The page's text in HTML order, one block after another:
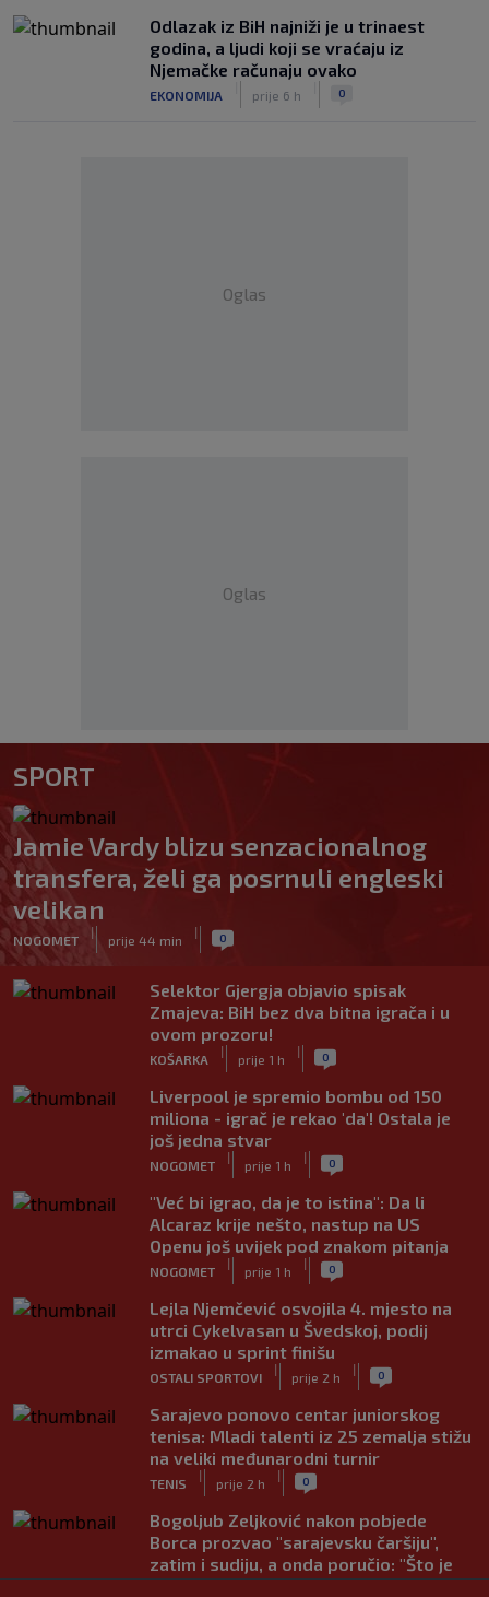
Odlazak iz BiH najniži je u trinaest
godina, a ljudi koji se vraćaju iz
Njemačke računaju ovako
EKONOMIJA prije 6 h 0
Oglas
Oglas
SPORT
Jamie Vardy blizu senzacionalnog
transfera, želi ga posrnuli engleski
velikan
NOGOMET
|
prije 44 min
| 0
Selektor Gjergja objavio spisak
Zmajeva: BiH bez dva bitna igrača i u
ovom prozoru!
KOŠARKA
|
prije 1 h
| 0
Liverpool je spremio bombu od 150
miliona - igrač je rekao 'da'! Ostala je
još jedna stvar
NOGOMET
|
prije 1 h
| 0
"Već bi igrao, da je to istina": Da li
Alcaraz krije nešto, nastup na US
Openu još uvijek pod znakom pitanja
NOGOMET
|
prije 1 h
| 0
Lejla Njemčević osvojila 4. mjesto na
utrci Cykelvasan u Švedskoj, podij
izmakao u sprint finišu
OSTALI SPORTOVI
|
prije 2 h
| 0
Sarajevo ponovo centar juniorskog
tenisa: Mladi talenti iz 25 zemalja stižu
na veliki međunarodni turnir
TENIS
|
prije 2 h
| 0
Bogoljub Zeljković nakon pobjede
Borca prozvao "sarajevsku čaršiju",
zatim i sudiju, a onda poručio: "Što je
Borac jači, buka je veća"